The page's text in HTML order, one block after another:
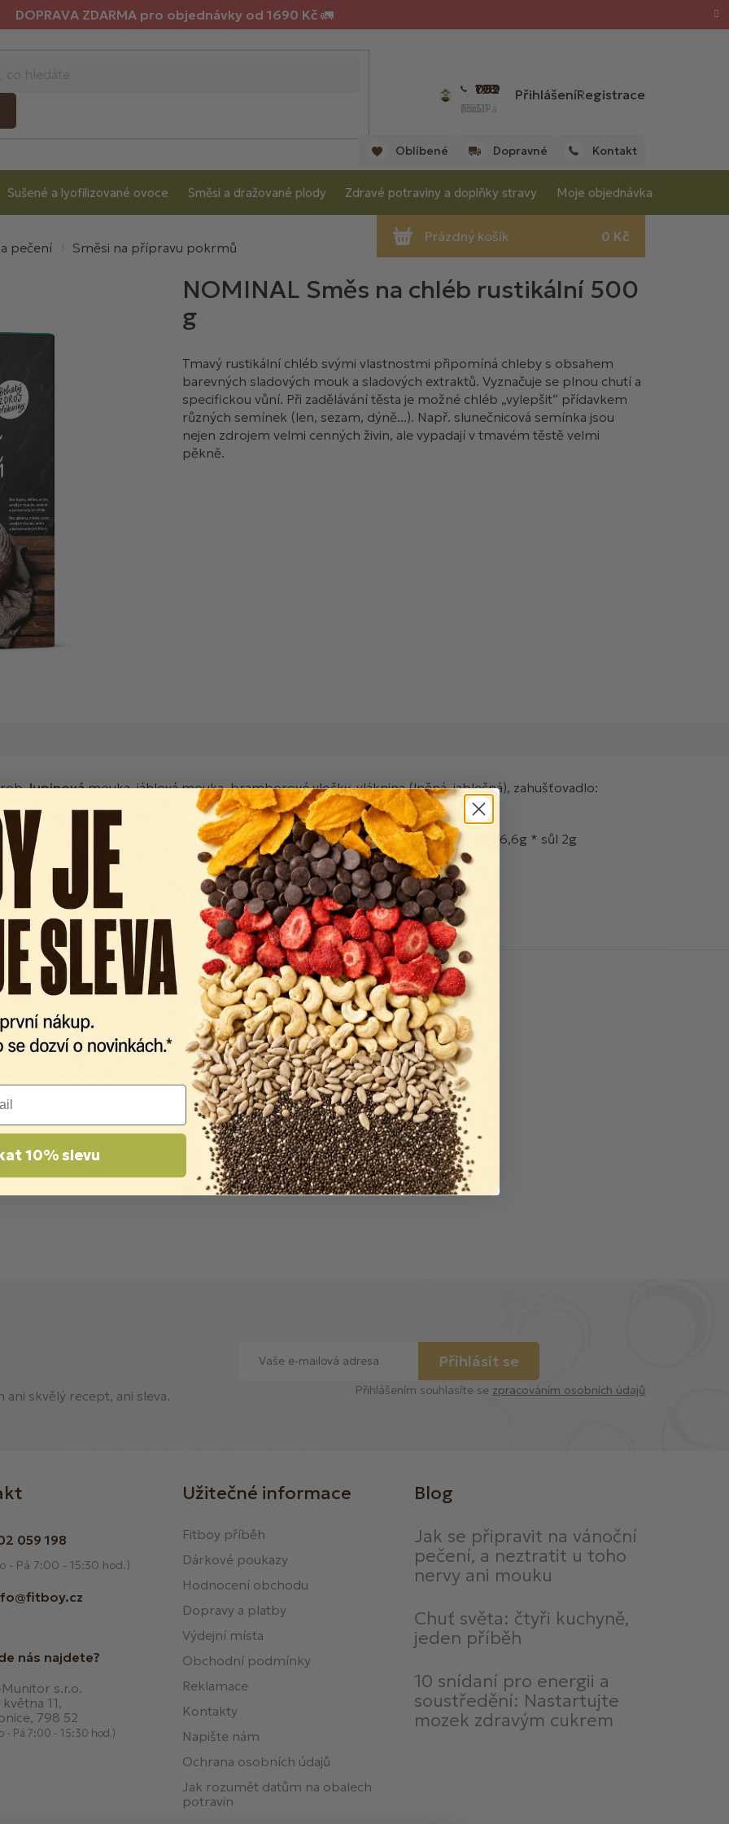
DOPRAVA ZDARMA pro objednávky od 1690 Kč 🚛
702 059 198
(Po - Pá 7:00 - 15:30 hod.)
PřihlášeníRegistrace
Oblíbené Dopravné Kontakt
Sušené a lyofilizované ovoce Směsi a dražované plody Zdravé potraviny a doplňky stravy Moje objednávka
pečení Směsi na přípravu pokrmů
NOMINAL Směs na chléb rustikální 500
g
Tmavý rustikální chléb svými vlastnostmi připomíná chleby s obsahem
barevných sladových mouk a sladových extraktů. Vyznačuje se plnou chutí a
specifickou vůní. Při zadělávání těsta je možné chléb „vylepšit“ přídavkem
různých semínek (len, sezam, dýně...). Např. slunečnicová semínka jsou
nejen zdrojem velmi cenných živin, ale vypadají v tmavém těstě velmi
pěkně.
lupinovámouka, jáhlová mouka, bramborové vločky, vláknina (lněná, jablečná), zahušťovadlo:
jablkový prášek, chlebové koření.
a teplotě do 30°C, vždy uzavřené. Chránit před přímým sluncem.
tuky 1,7g * NMK 0,4g * sacharidy 71g * cukry 3,7g * VLÁKNINA 8,2g * bílkoviny 6,6g * sůl 2g
podmínek 12 měsíců.
vejce.
ani skvělý recept, ani sleva.
Přihlásit se
Přihlášením souhlasíte se zpracováním osobních údajů
059 198
- Pá 7:00 - 15:30 hod.)
nás najdete?
Munitor s.r.o.
května 11,
798 52
- Pá 7:00 - 15:30 hod.)
Užitečné informace
Fitboy příběh
Dárkové poukazy
Hodnocení obchodu
Dopravy a platby
Výdejní místa
Obchodní podmínky
Reklamace
Kontakty
Napište nám
Ochrana osobních údajů
Jak rozumět datům na obalech
potravin
Blog
Jak se připravit na vánoční
pečení, a neztratit u toho
nervy ani mouku
Chuť světa: čtyři kuchyně,
jeden příběh
10 snídaní pro energii a
soustředění: Nastartujte
mozek zdravým cukrem
10% slevu